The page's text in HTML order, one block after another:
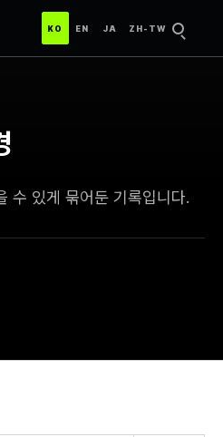
한국어
KO
EN
JA
ZH-TW
검색
수 있게 묶어둔 기록입니다.